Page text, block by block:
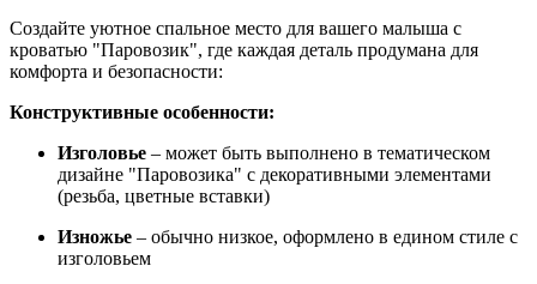
Создайте уютное спальное место для вашего малыша с
кроватью "Паровозик", где каждая деталь продумана для
комфорта и безопасности:
Конструктивные особенности:
Изголовье – может быть выполнено в тематическом
дизайне "Паровозика" с декоративными элементами
(резьба, цветные вставки)
Изножье – обычно низкое, оформлено в едином стиле с
изголовьем